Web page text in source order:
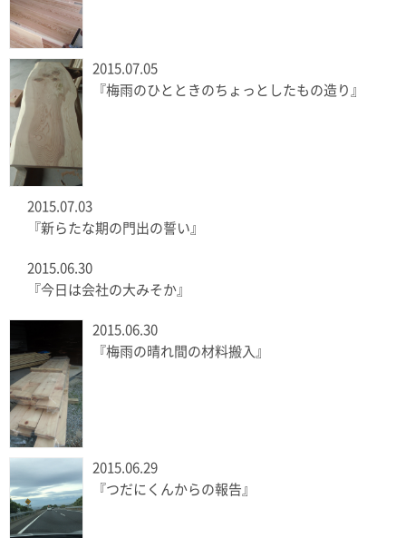
2015.07.05
『梅雨のひとときのちょっとしたもの造り』
2015.07.03
『新らたな期の門出の誓い』
2015.06.30
『今日は会社の大みそか』
2015.06.30
『梅雨の晴れ間の材料搬入』
2015.06.29
『つだにくんからの報告』